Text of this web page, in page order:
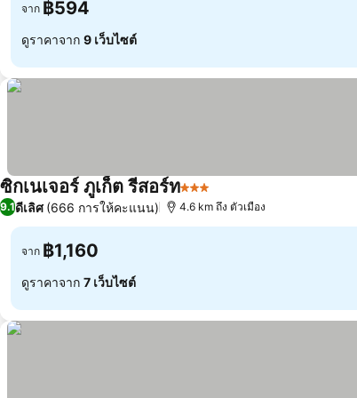
จาก ฿594
ดูราคาจาก 9 เว็บไซต์
ซิกเนเจอร์ ภูเก็ต รีสอร์ท3 ดาว
9.1ดีเลิศ (666 การให้คะแนน) 4.6 km ถึง ตัวเมือง
จาก ฿1,160
ดูราคาจาก 7 เว็บไซต์